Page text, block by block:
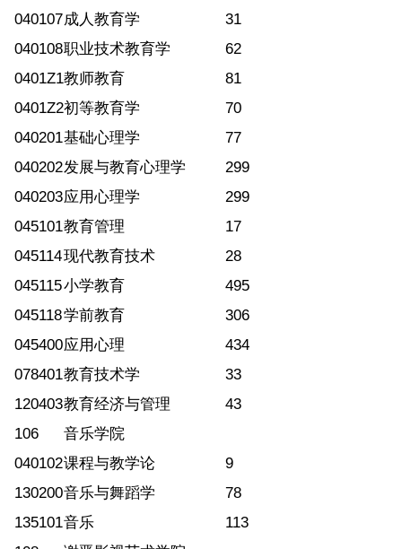
040107成人教育学
31
040108职业技术教育学
62
0401Z1教师教育
81
0401Z2初等教育学
70
040201基础心理学
77
040202发展与教育心理学
299
040203应用心理学
299
045101教育管理
17
045114现代教育技术
28
045115小学教育
495
045118学前教育
306
045400应用心理
434
078401教育技术学
33
120403教育经济与管理
43
106
音乐学院
040102课程与教学论
9
130200音乐与舞蹈学
78
135101音乐
113